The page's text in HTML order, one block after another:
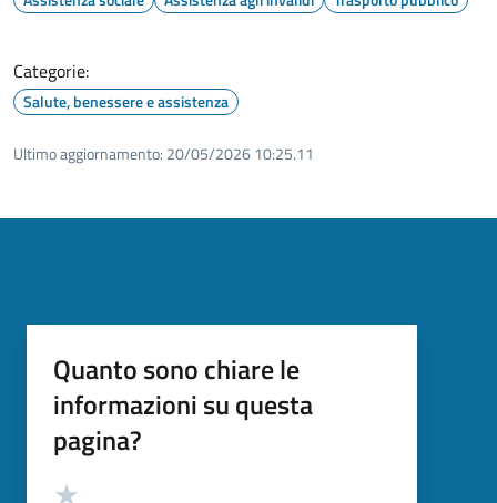
Categorie:
Salute, benessere e assistenza
Ultimo aggiornamento: 20/05/2026 10:25.11
Quanto sono chiare le
informazioni su questa
pagina?
Valutazione